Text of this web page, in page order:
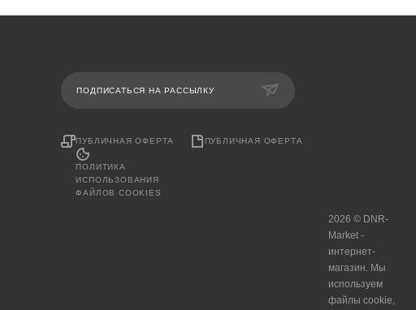
ПОДПИСАТЬСЯ НА РАССЫЛКУ
ПУБЛИЧНАЯ ОФЕРТА
ПОЛИТИКА
ИСПОЛЬЗОВАНИЯ
ФАЙЛОВ COOKIES
ПУБЛИЧНАЯ ОФЕРТА
2026 © DNR-
Market -
интернет-
магазин. Мы
используем
файлы cookie,